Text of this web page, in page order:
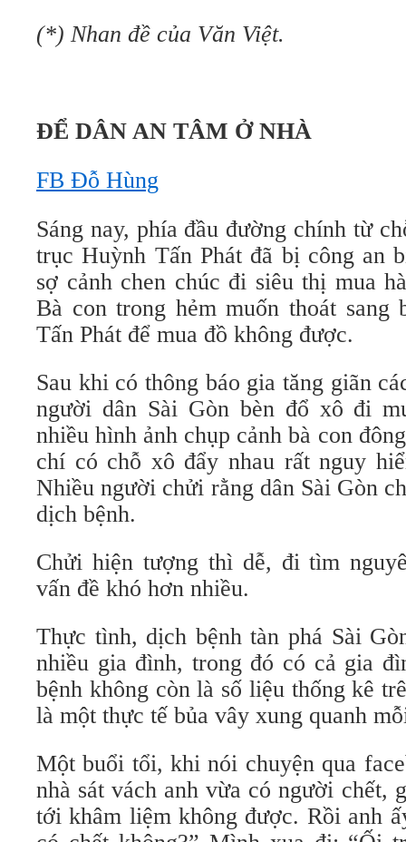
(*) Nhan đề của Văn Việt.
ĐỂ DÂN AN TÂM Ở NHÀ
FB Đỗ Hùng
Sáng nay, phía đầu đường chính từ
trục Huỳnh Tấn Phát đã bị công an
sợ cảnh chen chúc đi siêu thị mua
Bà con trong hẻm muốn thoát sang
Tấn Phát để mua đồ không được.
Sau khi có thông báo gia tăng giãn
người dân Sài Gòn bèn đổ xô đi
nhiều hình ảnh chụp cảnh bà con
chí có chỗ xô đẩy nhau rất nguy
Nhiều người chửi rằng dân Sài Gòn
dịch bệnh.
Chửi hiện tượng thì dễ, đi tìm
vấn đề khó hơn nhiều.
Thực tình, dịch bệnh tàn phá Sài
nhiều gia đình, trong đó có cả gia
bệnh không còn là số liệu thống kê
là một thực tế bủa vây xung quanh
Một buổi tổi, khi nói chuyện qua
nhà sát vách anh vừa có người chết,
tới khâm liệm không được. Rồi anh